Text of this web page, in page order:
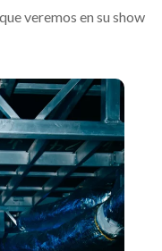
veremos en su show